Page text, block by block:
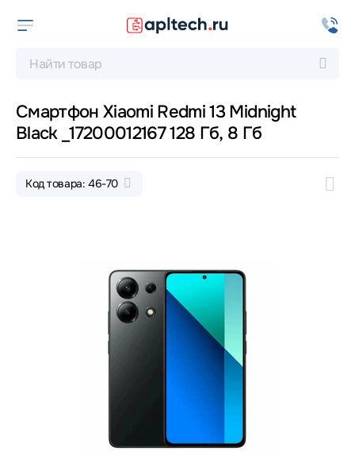
Смартфон Xiaomi Redmi 13 Midnight
Black _17200012167 128 Гб, 8 Гб
Код товара: 46-70